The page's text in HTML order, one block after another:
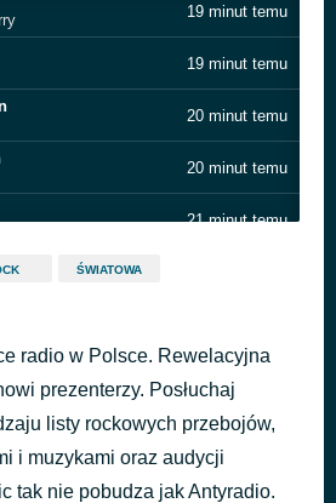
19 minut temu
19 minut temu
20 minut temu
20 minut temu
21 minut temu
1 godzinę temu
ŚWIATOWA
radio w Polsce. Rewelacyjna
prezenterzy. Posłuchaj
listy rockowych przebojów,
i muzykami oraz audycji
tak nie pobudza jak Antyradio.